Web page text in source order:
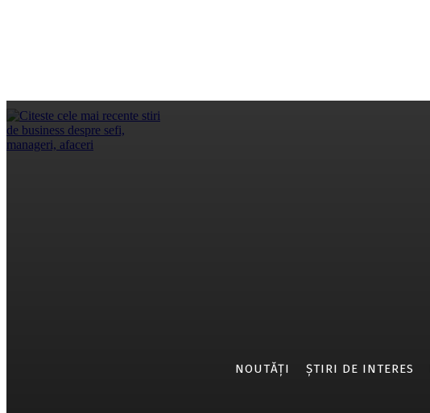
NOUTĂȚI ȘTIRI DE INTERES